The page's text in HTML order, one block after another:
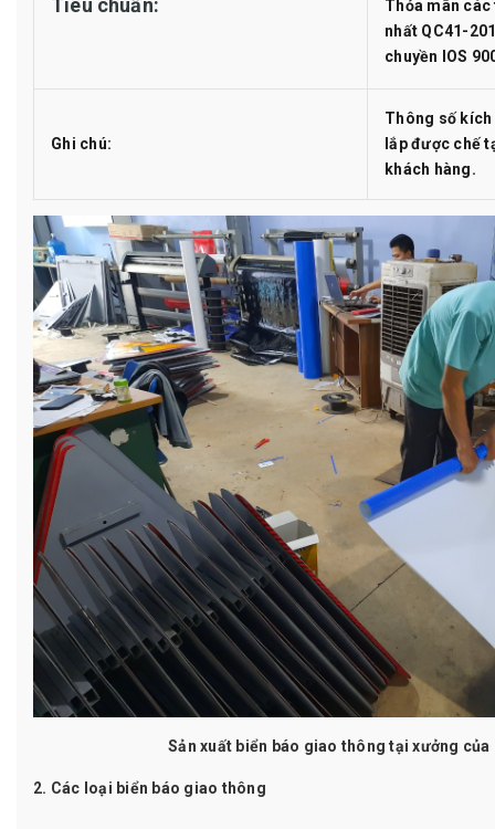
Tiêu chuẩn:
Thỏa mãn
nhất QC41-
chuyền IOS
Ghi chú:
Thông số
lắp được chế
khách hàng.
Sản xuất biển báo giao thông tại xưởng của
2. Các loại biển báo giao thông